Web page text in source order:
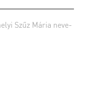
Szűz Mária neve-